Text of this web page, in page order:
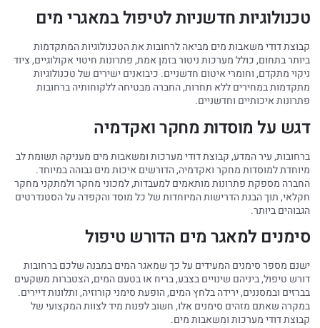
טכנולוגיות חדשניות לטיפול במאגרי מים
קבוצת דודי משאבות מים מביאה לרחובות את הטכנולוגיות המתקדמות
ביותר בתחום, כולל מערכות ניטור בזמן אמת, פתרונות חיטוי אקולוגיים, ציוד
ניקוי מתקדם, וחומרי איטום חדשניים. כיבואנים ישירים של טכנולוגיות
מתקדמות במחירים ללא תחרות, החברה מבטיחה ללקוחותיה ברחובות
פתרונות איכותיים וחדשניים.
דגש על מוסדות מחקר ואקדמיה
ברחובות, עיר המדע, קבוצת דודי מערכות ומשאבות מים מעניקה תשומת לב
מיוחדת למוסדות מחקר ואקדמיה, הדורשים איכות מים גבוהה במיוחד.
החברה מספקת פתרונות מותאמים למעבדות, למכוני מחקר ולמתקני מחקר
חקלאי, תוך הבנת הדרישות המיוחדות של כל מוסד והקפדה על הסטנדרטים
הגבוהים ביותר.
סימנים למאגר מים הדורש טיפול
ישנם מספר סימנים המעידים על כך שמאגר המים במבנה שלכם ברחובות
דורש טיפול, ביניהם שינויים בצבע, בריח או בטעם המים, הצטברות משקעים
בברזים ובמסננים, ירידה בלחץ המים, הופעת סימני קורוזיה, ותלונות דיירים.
במקרה שאתם מזהים סימנים אלו, חשוב לפנות מיד לצוות המקצועי של
קבוצת דודי מערכות ומשאבות מים.